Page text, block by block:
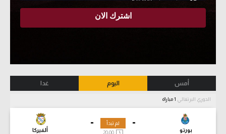
أمس اليوم غدا
الدوري البرتغالي
-
بورتو
-
ألفيركا
لم تبدأ